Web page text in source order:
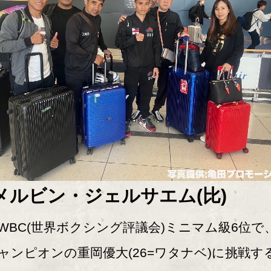
ルビン・ジェルサエム(比)
世界ボクシング評議会)ミニマム級6位で
ンピオンの重岡優大(26=ワタナベ)に挑戦す